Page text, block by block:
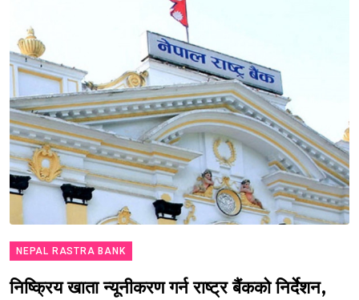
NEPAL RASTRA BANK
निष्क्रिय खाता न्यूनीकरण गर्न राष्ट्र बैंकको निर्देशन,